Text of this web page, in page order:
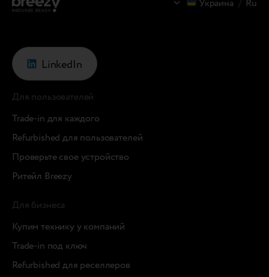
Украина / Ru
LinkedIn
Для пользователей
Trade-in для каждого
Refurbished для пользователей
Проверьте свое устройство
Ритейл Breezy
Для бизнеса
Купим технику у компаний
Trade-in под ключ
Refurbished для реселлеров